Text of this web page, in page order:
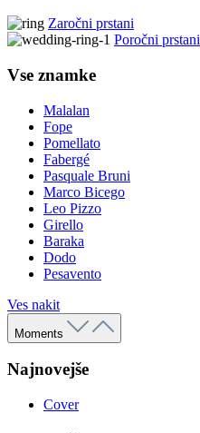
Zaročni prstani
Poročni prstani
Vse znamke
Malalan
Fope
Pomellato
Fabergé
Pasquale Bruni
Marco Bicego
Leo Pizzo
Girello
Baraka
Dodo
Pesavento
Ves nakit
Moments
Najnovejše
Cover